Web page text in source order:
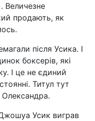
Величезне
продають, як
після Усика. І
боксерів, які
І це не єдиний
Титул тут
Усик виграв